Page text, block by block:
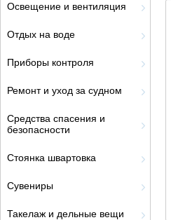
Освещение и вентиляция
Отдых на воде
Приборы контроля
Ремонт и уход за судном
Средства спасения и
безопасности
Стоянка швартовка
Сувениры
Такелаж и дельные вещи